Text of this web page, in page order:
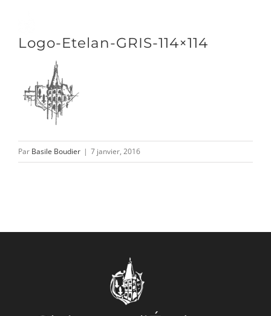
contenu
CONTACT/ACCÈS
Logo-Etelan-GRIS-114×114
Par Basile Boudier | 7 janvier, 2016